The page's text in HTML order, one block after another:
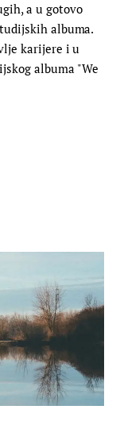
a u gotovo
albuma.
karijere i u
albuma "We